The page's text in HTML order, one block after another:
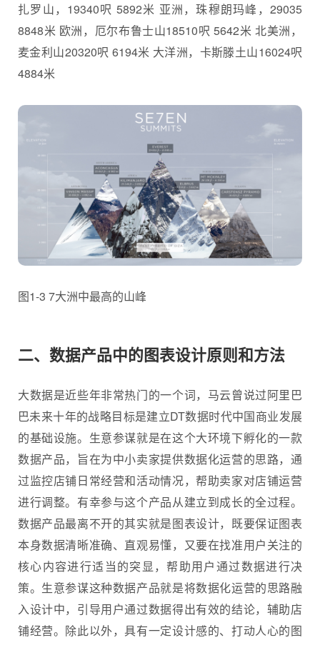
扎罗山，19340呎 5892米 亚洲，珠穆朗玛峰，29035
8848米 欧洲，厄尔布鲁士山18510呎 5642米 北美洲，
麦金利山20320呎 6194米 大洋洲，卡斯滕土山16024呎
4884米
图1-3 7大洲中最高的山峰
二、数据产品中的图表设计原则和方法
大数据是近些年非常热门的一个词，马云曾说过阿里巴
巴未来十年的战略目标是建立DT数据时代中国商业发展
的基础设施。生意参谋就是在这个大环境下孵化的一款
数据产品，旨在为中小卖家提供数据化运营的思路，通
过监控店铺日常经营和活动情况，帮助卖家对店铺运营
进行调整。有幸参与这个产品从建立到成长的全过程。
数据产品最离不开的其实就是图表设计，既要保证图表
本身数据清晰准确、直观易懂，又要在找准用户关注的
核心内容进行适当的突显，帮助用户通过数据进行决
策。生意参谋这种数据产品就是将数据化运营的思路融
入设计中，引导用户通过数据得出有效的结论，辅助店
铺经营。除此以外，具有一定设计感的、打动人心的图